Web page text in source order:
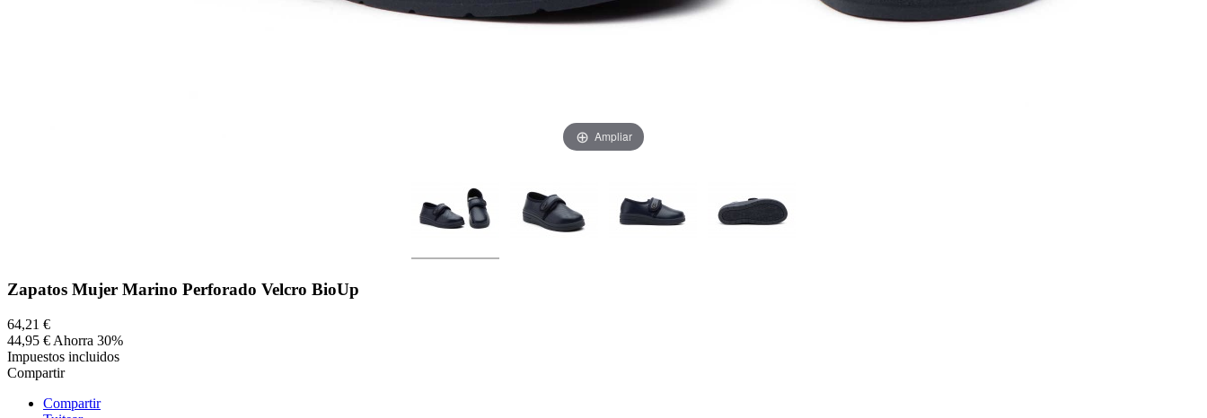
Ampliar
Zapatos Mujer Marino Perforado Velcro BioUp
64,21 €
44,95 € Ahorra 30%
Impuestos incluidos
Compartir
Compartir